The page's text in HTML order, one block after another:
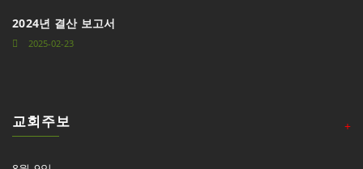
2024년 결산 보고서
2025-02-23
교회주보 +